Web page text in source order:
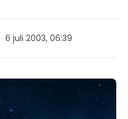
6 juli 2003, 06:39